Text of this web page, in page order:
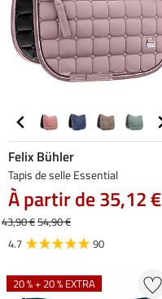
Felix Bühler
Tapis de selle Essential
À partir de 35,12 €
43,90 €54,90 €
4.7
90
20 % + 20 % EXTRA